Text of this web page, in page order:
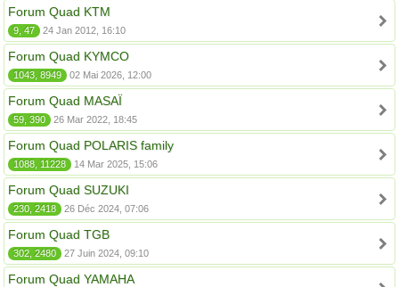
Forum Quad KTM
9, 47 24 Jan 2012, 16:10
Forum Quad KYMCO
1043, 8949 02 Mai 2026, 12:00
Forum Quad MASAÏ
59, 390 26 Mar 2022, 18:45
Forum Quad POLARIS family
1088, 11228 14 Mar 2025, 15:06
Forum Quad SUZUKI
230, 2418 26 Déc 2024, 07:06
Forum Quad TGB
302, 2480 27 Juin 2024, 09:10
Forum Quad YAMAHA